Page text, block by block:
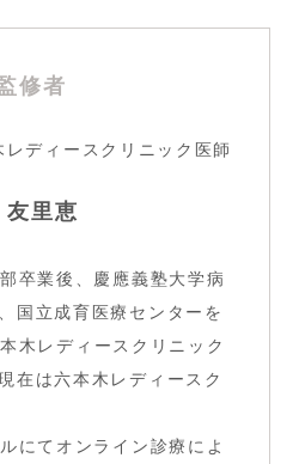
修者
レディースクリニック 医師
里恵
卒業後、慶應義塾大学病
国立成育医療センターを
木レディースクリニック
在は六本木レディースク
にてオンライン診療によ